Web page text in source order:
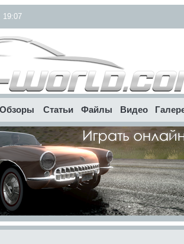
19:07
Обзоры Статьи Файлы Видео